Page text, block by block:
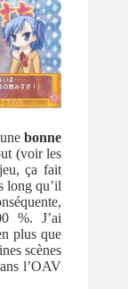
unebonne
(voir les
ça fait
long qu’il
%. J’ai
plus que
scènes
l’OAV